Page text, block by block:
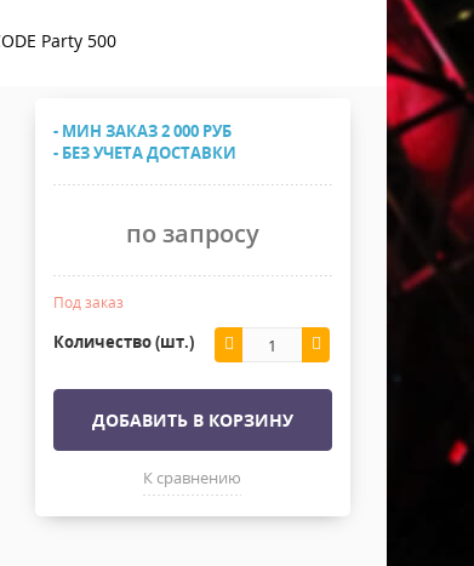
Хомуты Кронштейны Страховка
Защитные чехлы и Кейсы
Напольные покрытия
Лежачий полицейский ИДН
Party 500
- МИН ЗАКАЗ 2 000 РУБ
- БЕЗ УЧЕТА ДОСТАВКИ
по запросу
Под заказ
Количество (шт.)
ДОБАВИТЬ В КОРЗИНУ
К сравнению